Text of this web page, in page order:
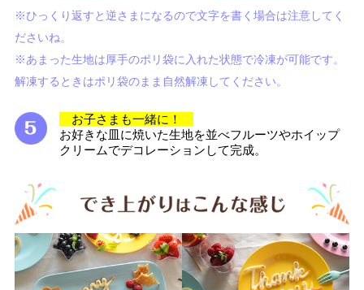
※ひっくり返すと逆さまになるので文字を書く場合は注意してく
ださいね。
※あまった生地は厚手のポリ袋に入れた状態で冷凍が可能です。
解凍するときはポリ袋のまま自然解凍してください。
お子さまも一緒に！
お好きな皿に焼いた生地を並べフルーツやホイップ
クリームでデコレーションして完成。